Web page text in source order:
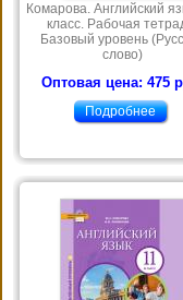
Комарова. Английский
класс. Рабочая
Базовый уровень
слово)
Оптовая цена: 475
Подробнее